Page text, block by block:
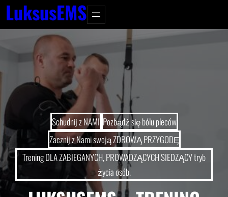
LuksusEMS
Schudnij z NAMI Pozbądź się bólu pleców
Zacznij z Nami swoją ZDROWĄ PRZYGODĘ
Trening DLA ZABIEGANYCH, PROWADZĄCYCH SIEDZĄCY tryb
życia osób.